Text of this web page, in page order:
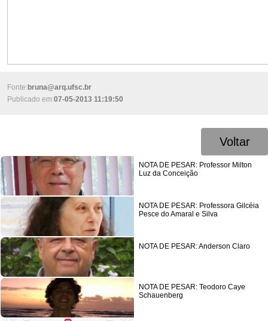
Fonte: bruna@arq.ufsc.br
Publicado em:07-05-2013 11:19:50
Voltar
NOTA DE PESAR: Professor Milton
Luz da Conceição
NOTA DE PESAR: Professora Gilcéia
Pesce do Amaral e Silva
NOTA DE PESAR: Anderson Claro
NOTA DE PESAR: Teodoro Caye
Schauenberg